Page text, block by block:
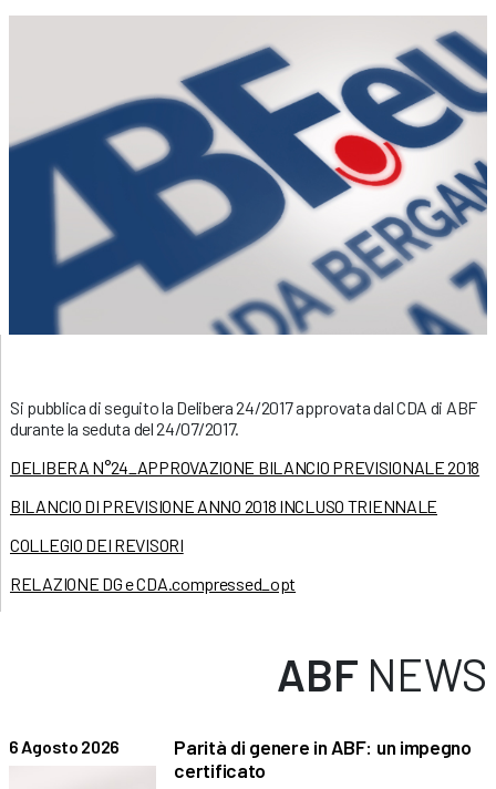
Si pubblica di seguito la Delibera 24/2017 approvata dal CDA di ABF
durante la seduta del 24/07/2017.
DELIBERA N°24_APPROVAZIONE BILANCIO PREVISIONALE 2018
BILANCIO DI PREVISIONE ANNO 2018 INCLUSO TRIENNALE
COLLEGIO DEI REVISORI
RELAZIONE DG e CDA.compressed_opt
ABF NEWS
6 Agosto 2026
Parità di genere in ABF: un impegno
certificato